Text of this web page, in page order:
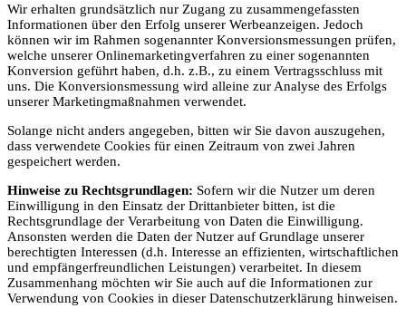
Wir erhalten grundsätzlich nur Zugang zu zusammengefassten
Informationen über den Erfolg unserer Werbeanzeigen. Jedoch
können wir im Rahmen sogenannter Konversionsmessungen prüfen,
welche unserer Onlinemarketingverfahren zu einer sogenannten
Konversion geführt haben, d.h. z.B., zu einem Vertragsschluss mit
uns. Die Konversionsmessung wird alleine zur Analyse des Erfolgs
unserer Marketingmaßnahmen verwendet.
Solange nicht anders angegeben, bitten wir Sie davon auszugehen,
dass verwendete Cookies für einen Zeitraum von zwei Jahren
gespeichert werden.
Hinweise zu Rechtsgrundlagen: Sofern wir die Nutzer um deren
Einwilligung in den Einsatz der Drittanbieter bitten, ist die
Rechtsgrundlage der Verarbeitung von Daten die Einwilligung.
Ansonsten werden die Daten der Nutzer auf Grundlage unserer
berechtigten Interessen (d.h. Interesse an effizienten, wirtschaftlichen
und empfängerfreundlichen Leistungen) verarbeitet. In diesem
Zusammenhang möchten wir Sie auch auf die Informationen zur
Verwendung von Cookies in dieser Datenschutzerklärung hinweisen.